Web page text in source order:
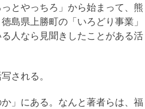
とやっちろ」から始まって、熊
島県上勝町の「いろどり事業」
人なら見聞きしたことがある活
される。
」にある。なんと著者らは、福